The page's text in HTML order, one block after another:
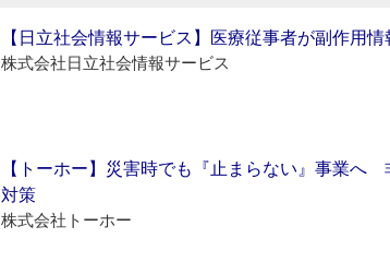
【日立社会情報サービス】医療従事者が副作用
株式会社日立社会情報サービス
【トーホー】災害時でも『止まらない』事業へ
対策
株式会社トーホー